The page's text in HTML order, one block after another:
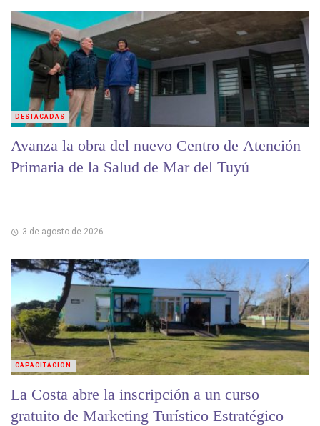
Avanza la obra del nuevo Centro de Atención
Primaria de la Salud de Mar del Tuyú
3 de agosto de 2026
DESTACADAS
La Costa abre la inscripción a un curso
gratuito de Marketing Turístico Estratégico
CAPACITACIÓN